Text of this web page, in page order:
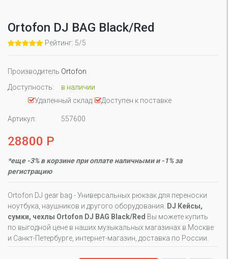
Ortofon DJ BAG Black/Red
Рейтинг: 5/5
Производитель Ortofon
Доступность:
в наличии
Удаленный склад
Доступен к поставке
Артикул: 557600
28800 Р
*еще -3% в корзине при оплате наличными и -1% за
регистрацию
Ortofon DJ gear bag - Универсальных рюкзак для переноски
ноутбука, наушников и другого оборудования.
DJ Кейсы,
сумки, чехлы Ortofon DJ BAG Black/Red Вы можете купить
по выгодной цене в наших музыкальных магазинах в Москве
и Санкт-Петербурге, интернет-магазин, доставка по России.